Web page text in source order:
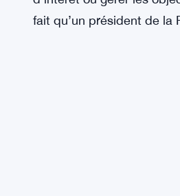
fait qu’un président de la